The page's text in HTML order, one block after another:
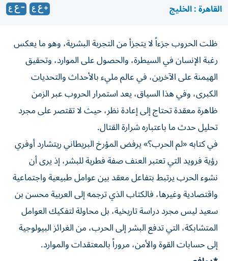
القاهرة : الخليج
ظلت الحروب جزءاً لا يتجزأ من التجربة البشرية، وهو ما يعكس
رغبة الإنسان في السيطرة، والحصول على الموارد، وتحقيق
الهيمنة على الآخرين، في عالم مليء بالأحداث والتحديات
الكبرى، وفي هذا السياق، يعد استمرار الحروب عبر الزمن
ظاهرة معقدة تحتاج إلى إعادة نظر، حيث لا تقتصر على مجرد
تحليل حدث ما باعتباره شرارة القتال.
في كتابه «لم الحرب؟» يرفض المؤرخ البريطاني ريتشارد أوفري
رؤية فرويد التي تعتبر العنف صفة فطرية للبشر، إذ يرى أن
نشوء الحرب يرتبط بتفاعل معقد بين عوامل طبيعية واجتماعية
واقتصادية وغيرها، فالكتاب الذي ترجمه إلى العربية محسن بن
سعيد ليس مجرد دراسة تاريخية، بل محاولة لتفكيك العوامل
المتشابكة، التي تدفع البشر إلى الحرب، من الغرائز البيولوجية
إلى حسابات القوة والأمن، مروراً بالمعتقدات والموارد.